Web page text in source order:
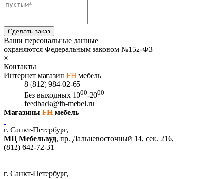
Сделать заказ
Ваши персональные данные
охраняются Федеральным законом №152-ФЗ
×
Контакты
Интернет магазин FH мебель
8 (812) 984-02-65
Без выходных 1000-2000
feedback@fh-mebel.ru
Магазины FHмебель
г. Санкт-Петербург,
МЦ Мебельвуд, пр. Дальневосточный 14, сек. 216,
(812) 642-72-31
г. Санкт-Петербург,